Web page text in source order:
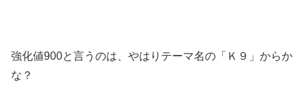
強化値900と言うのは、やはりテーマ名の「Ｋ９」からか
な？